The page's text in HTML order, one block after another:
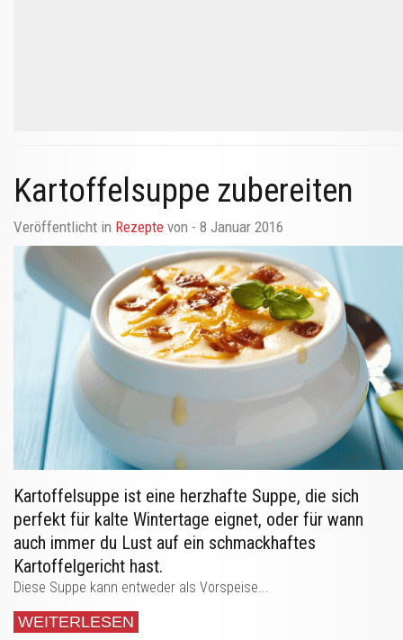
Kartoffelsuppe zubereiten
Veröffentlicht in Rezepte von - 8 Januar 2016
Kartoffelsuppe ist eine herzhafte Suppe, die sich
perfekt für kalte Wintertage eignet, oder für wann
auch immer du Lust auf ein schmackhaftes
Kartoffelgericht hast.
Diese Suppe kann entweder als Vorspeise...
WEITERLESEN